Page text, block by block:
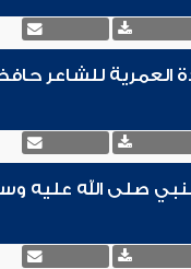
العمرية للشاعر
صلى الله عليه